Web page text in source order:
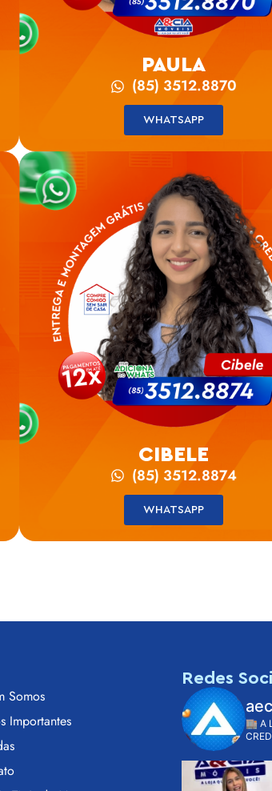
PAULA
(85) 3512.8870
WHATSAPP
CIBELE
(85) 3512.8874
WHATSAPP
Somos
Importantes
Redes
🏬 A